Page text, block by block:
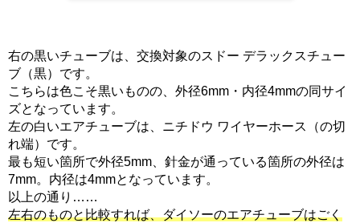
右の黒いチューブは、交換対象のスドー デラックスチュー
ブ（黒）です。
こちらは色こそ黒いものの、外径6mm・内径4mmの同サイ
ズとなっています。
左の白いエアチューブは、ニチドウ ワイヤーホース（の切
れ端）です。
最も短い箇所で外径5mm、針金が通っている箇所の外径は
7mm。内径は4mmとなっています。
以上の通り……
左右のものと比較すれば、ダイソーのエアチューブはごく